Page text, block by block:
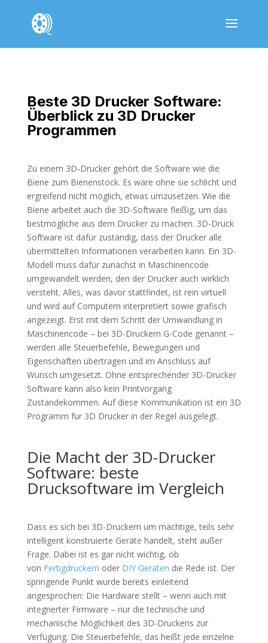
Beste 3D Drucker Software:
Überblick zu 3D Drucker
Programmen
Zu einem 3D-Drucker gehört die Software wie die
Biene zum Bienenstock. Es wäre ohne sie schlicht und
ergreifend nicht möglich, etwas umzusetzen. Wie die
Biene arbeitet auch die 3D-Software fleißig, um das
bestmögliche aus dem Drucker zu machen. 3D-Druck
Software ist dafür zuständig, dass der Drucker alle
übermittelten Informationen verarbeiten kann. Ein 3D-
Modell muss dafür zunächst in Maschinencode
umgewandelt werden, den der Drucker auch wirklich
versteht. Alles, was davor stattfindet, ist rein virtuell
und wird auf Computern interpretiert sowie grafisch
angezeigt. Erst mit dem Schritt der Umwandlung in
Maschinencode – bei 3D-Druckern G-Code genannt –
werden alle Steuerbefehle, Bewegungen und
Eigenschaften übertragen und im Anschluss auf
Wunsch umgesetzt. Ohne entsprechender 3D-Drucker
Software kann also kein Printvorgang
Zustandekommen. Auf diese Kommunikation ist ein 3D
Programm für 3D Drucker in der Regel ausgelegt.
Die Macht der 3D-Drucker
Software: beste
Drucksoftware im Vergleich
Dass es sich bei 3D-Druckern um mächtige, teils sehr
intelligent konstruierte Geräte handelt, steht außer
Frage. Dabei ist es gar nicht wichtig, ob
von Fertigdruckern oder DIY Geräten die Rede ist. Der
springende Punkt wurde bereits einleitend
angesprochen: Die Hardware stellt – wenn auch mit
integrierter Firmware – nur die technische und
mechanische Möglichkeit des 3D-Druckens zur
Verfügung. Die Steuerbefehle, das heißt jede einzelne